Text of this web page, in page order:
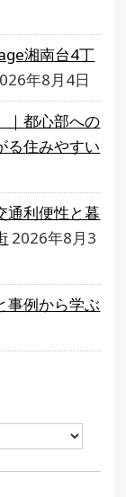
湘南台4丁
年8月4日
｜都心部への
る住みやすい
通利便性と暮
2026年8月3
事例から学ぶ